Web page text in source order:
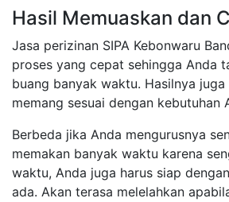
Hasil Memuaskan dan
Jasa perizinan SIPA Kebonwaru
proses yang cepat sehingga Anda
buang banyak waktu. Hasilnya juga
memang sesuai dengan kebutuhan
Berbeda jika Anda mengurusnya
memakan banyak waktu karena
waktu, Anda juga harus siap
ada. Akan terasa melelahkan